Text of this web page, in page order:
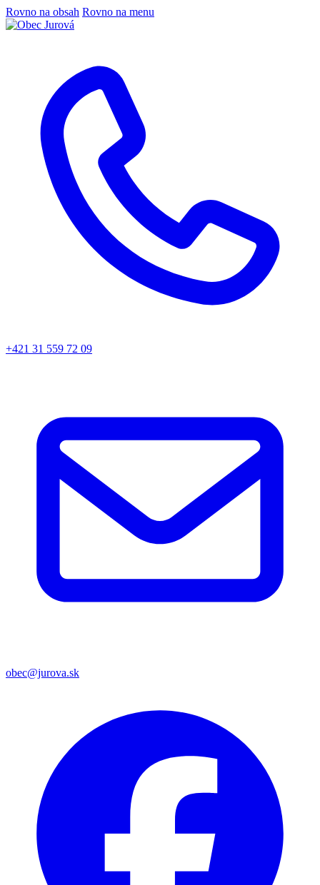
Rovno na obsah Rovno na menu
+421 31 559 72 09
obec@jurova.sk